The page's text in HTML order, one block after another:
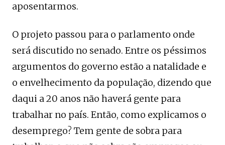
aposentarmos.
O projeto passou para o parlamento onde
será discutido no senado. Entre os péssimos
argumentos do governo estão a natalidade e
o envelhecimento da população, dizendo que
daqui a 20 anos não haverá gente para
trabalhar no país. Então, como explicamos o
desemprego? Tem gente de sobra para